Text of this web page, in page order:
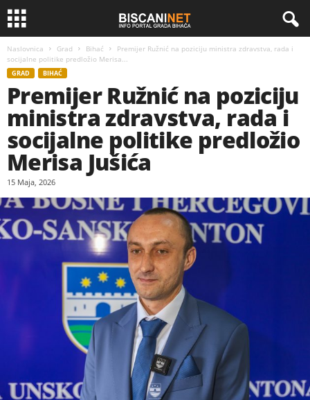
Naslovnica Grad Bihać
Premijer Ružnić na poziciju ministra zdravstva, rada i
socijalne politike predložio Merisa...
GRAD BIHAĆ
Premijer Ružnić na poziciju
ministra zdravstva, rada i
socijalne politike predložio
Merisa Jušića
15 Maja, 2026